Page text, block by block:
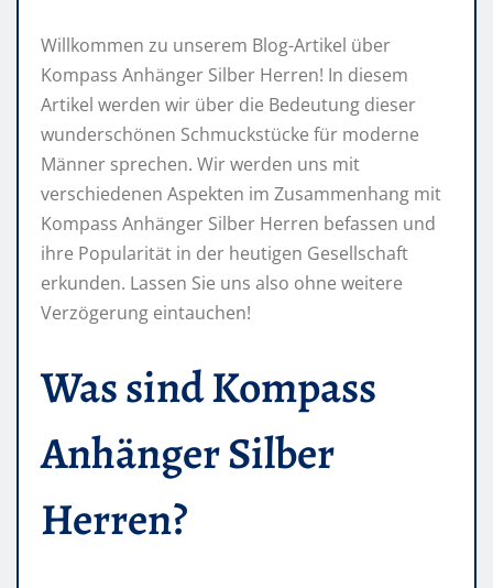
Willkommen zu unserem Blog-Artikel über
Kompass Anhänger Silber Herren! In diesem
Artikel werden wir über die Bedeutung dieser
wunderschönen Schmuckstücke für moderne
Männer sprechen. Wir werden uns mit
verschiedenen Aspekten im Zusammenhang mit
Kompass Anhänger Silber Herren befassen und
ihre Popularität in der heutigen Gesellschaft
erkunden. Lassen Sie uns also ohne weitere
Verzögerung eintauchen!
Was sind Kompass
Anhänger Silber
Herren?